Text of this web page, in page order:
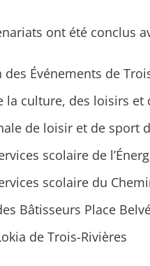
ont été conclus
Événements de
la culture, des loisirs et
de loisir et de sport
scolaire de
scolaire du
Bâtisseurs Place
de Trois-Rivières